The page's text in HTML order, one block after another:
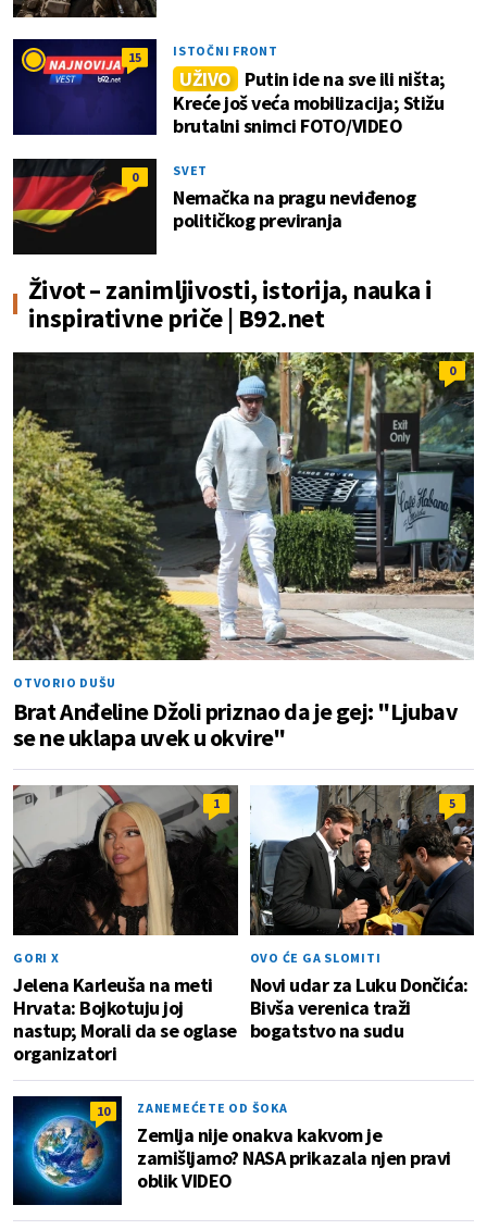
15 ISTOČNI FRONT
UŽIVO Putin ide na sve ili ništa;
Kreće još veća mobilizacija; Stižu
brutalni snimci FOTO/VIDEO
0 SVET
Nemačka na pragu neviđenog
političkog previranja
Život – zanimljivosti, istorija, nauka i
inspirativne priče | B92.net
0
OTVORIO DUŠU
Brat Anđeline Džoli priznao da je gej: "Ljubav
se ne uklapa uvek u okvire"
1
GORI X
Jelena Karleuša na meti
Hrvata: Bojkotuju joj
nastup; Morali da se oglase
organizatori
5
OVO ĆE GA SLOMITI
Novi udar za Luku Dončića:
Bivša verenica traži
bogatstvo na sudu
10 ZANEMEĆETE OD ŠOKA
Zemlja nije onakva kakvom je
zamišljamo? NASA prikazala njen pravi
oblik VIDEO